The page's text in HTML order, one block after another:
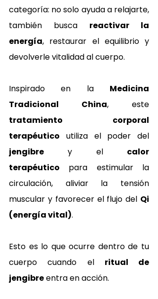
categoría: no solo ayuda a relajarte,
también busca reactivar la
energía, restaurar el equilibrio y
devolverle vitalidad al cuerpo.
Inspirado en la Medicina
Tradicional China
tratamiento corporal
terapéutico
jengibre y el calor
terapéutico para estimular la
circulación, aliviar la tensión
muscular y favorecer el flujo del Qi
(energía vital).
Esto es lo que ocurre dentro de tu
cuerpo cuando el ritual de
jengibre entra en acción.